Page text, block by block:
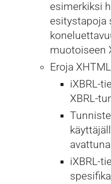
esimerkiksi
esitystapoja
muotoiseen
Eroja
iXBRL-
XBRL-
avattuna
iXBRL-